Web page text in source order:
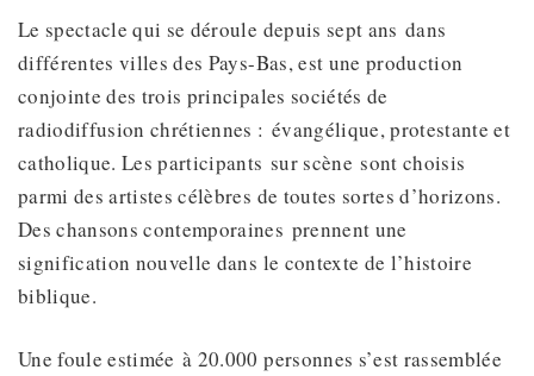
Le spectacle qui se déroule depuis sept ans dans
différentes villes des Pays-Bas, est une production
conjointe des trois principales sociétés de
radiodiffusion chrétiennes : évangélique, protestante et
catholique. Les participants sur scène sont choisis
parmi des artistes célèbres de toutes sortes d’horizons.
Des chansons contemporaines prennent une
signification nouvelle dans le contexte de l’histoire
biblique.
Une foule estimée à 20.000 personnes s’est rassemblée